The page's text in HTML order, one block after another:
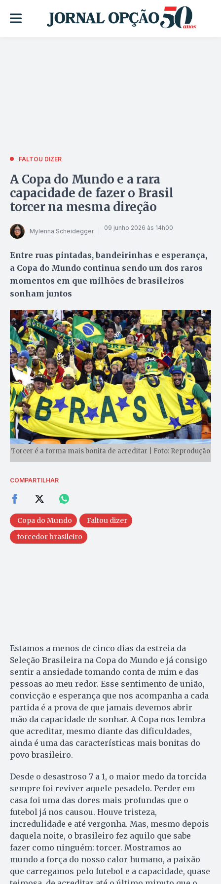
FALTOU DIZER
A Copa do Mundo e a rara
capacidade de fazer o Brasil
torcer na mesma direção
Mylenna Scheidegger 09 junho 2026 às 14h00
Entre ruas pintadas, bandeirinhas e esperança,
a Copa do Mundo continua sendo um dos raros
momentos em que milhões de brasileiros
sonham juntos
Torcer é a forma mais bonita de acreditar | Foto: Reprodução
COMPARTILHAR
Copa do Mundo
Faltou dizer
torcedor brasileiro
Estamos a menos de cinco dias da estreia da
Seleção Brasileira na Copa do Mundo e já consigo
sentir a ansiedade tomando conta de mim e das
pessoas ao meu redor. Esse sentimento de união,
convicção e esperança que nos acompanha a cada
partida é a prova de que jamais devemos abrir
mão da capacidade de sonhar. A Copa nos lembra
que acreditar, mesmo diante das dificuldades,
ainda é uma das características mais bonitas do
povo brasileiro.
Desde o desastroso 7 a 1, o maior medo da torcida
sempre foi reviver aquele pesadelo. Perder em
casa foi uma das dores mais profundas que o
futebol já nos causou. Houve tristeza,
incredulidade e até vergonha. Mas, mesmo depois
daquela noite, o brasileiro fez aquilo que sabe
fazer como ninguém: torcer. Mostramos ao
mundo a força do nosso calor humano, a paixão
que carregamos pelo futebol e a capacidade, quase